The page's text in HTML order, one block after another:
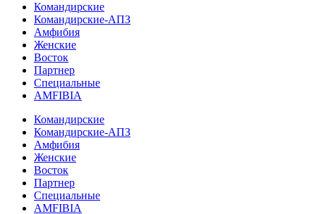
Командирские
Командирские-АПЗ
Амфибия
Женские
Восток
Партнер
Специальные
AMFIBIA
Командирские
Командирские-АПЗ
Амфибия
Женские
Восток
Партнер
Специальные
AMFIBIA